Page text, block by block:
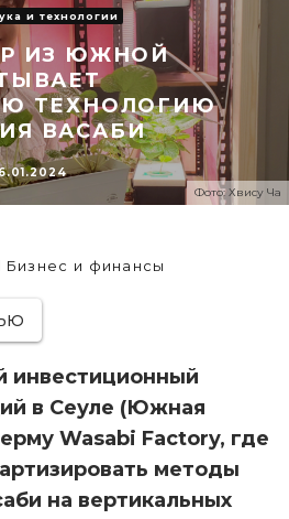
Фото: Хвису Ча
и технологии
ИЗ ЮЖНОЙ
ТЕХНОЛОГИЮ
ВАСАБИ
Бизнес и финансы
инвестиционный
в Сеуле (Южная
Wasabi Factory, где
методы
на вертикальных